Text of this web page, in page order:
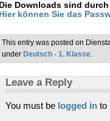
Die Downloads sind
Hier können Sie das
This entry was posted on
under Deutsch - 1. Klasse.
Leave a Reply
You must be logged in to